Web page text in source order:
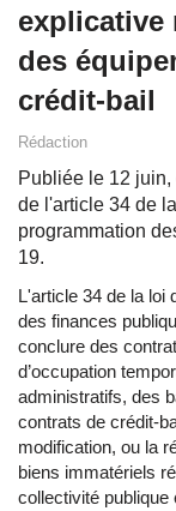
explicative
des
crédit-bail
Rédaction
Publiée le 12
de l'article 34 de
programmation
19.
L'article 34 de la loi
des finances
conclure des
d’occupation
administratifs, des
contrats de crédit-
modification, ou la
biens immatériels
collectivité